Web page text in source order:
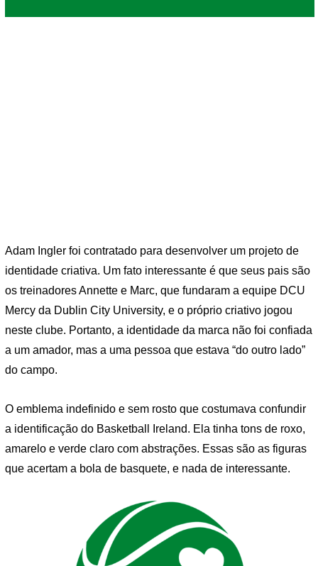
Adam Ingler foi contratado para desenvolver um projeto de
identidade criativa. Um fato interessante é que seus pais são
os treinadores Annette e Marc, que fundaram a equipe DCU
Mercy da Dublin City University, e o próprio criativo jogou
neste clube. Portanto, a identidade da marca não foi confiada
a um amador, mas a uma pessoa que estava “do outro lado”
do campo.
O emblema indefinido e sem rosto que costumava confundir
a identificação do Basketball Ireland. Ela tinha tons de roxo,
amarelo e verde claro com abstrações. Essas são as figuras
que acertam a bola de basquete, e nada de interessante.